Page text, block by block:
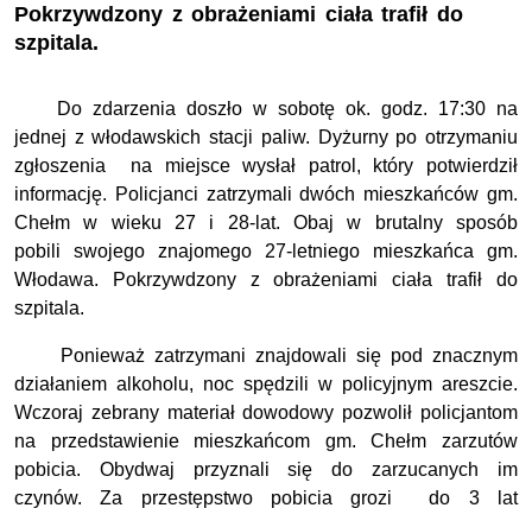
Pokrzywdzony z obrażeniami ciała trafił do
szpitala.
Do zdarzenia doszło w sobotę ok. godz. 17:30 na
jednej z włodawskich stacji paliw. Dyżurny po otrzymaniu
zgłoszenia na miejsce wysłał patrol, który potwierdził
informację. Policjanci zatrzymali dwóch mieszkańców gm.
Chełm w wieku 27 i 28-lat. Obaj w brutalny sposób
pobili swojego znajomego 27-letniego mieszkańca gm.
Włodawa. Pokrzywdzony z obrażeniami ciała trafił do
szpitala.
Ponieważ zatrzymani znajdowali się pod znacznym
działaniem alkoholu, noc spędzili w policyjnym areszcie.
Wczoraj zebrany materiał dowodowy pozwolił policjantom
na przedstawienie mieszkańcom gm. Chełm zarzutów
pobicia. Obydwaj przyznali się do zarzucanych im
czynów. Za przestępstwo pobicia grozi do 3 lat